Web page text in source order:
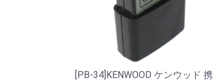
[PB-34]KENWOOD ケンウッド 携